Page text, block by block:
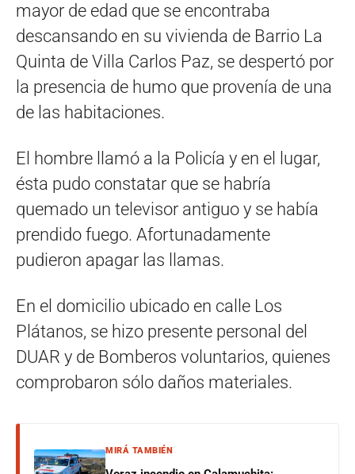
mayor de edad que se encontraba
descansando en su vivienda de Barrio La
Quinta de Villa Carlos Paz, se despertó por
la presencia de humo que provenía de una
de las habitaciones.
El hombre llamó a la Policía y en el lugar,
ésta pudo constatar que se habría
quemado un televisor antiguo y se había
prendido fuego. Afortunadamente
pudieron apagar las llamas.
En el domicilio ubicado en calle Los
Plátanos, se hizo presente personal del
DUAR y de Bomberos voluntarios, quienes
comprobaron sólo daños materiales.
MIRÁ TAMBIÉN